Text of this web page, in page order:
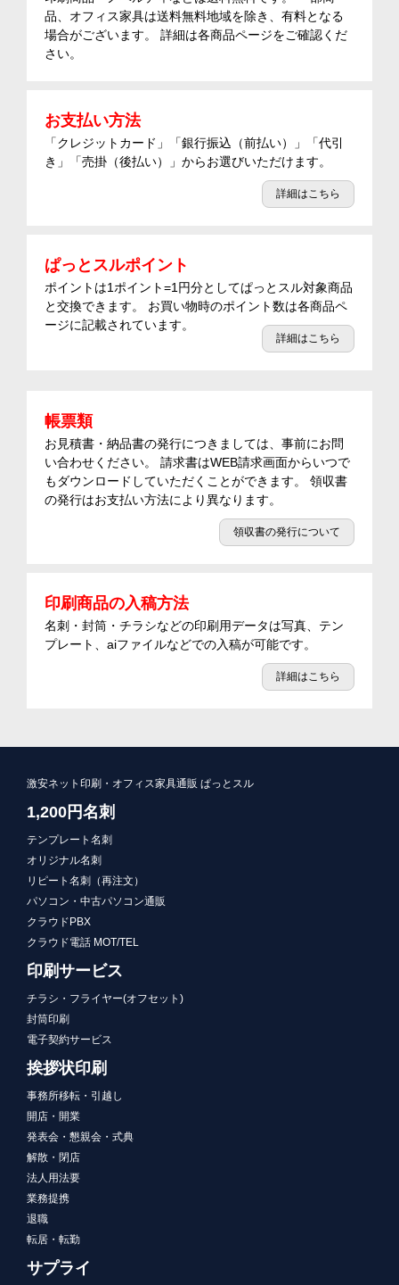
品、オフィス家具は送料無料地域を除き、有料となる
場合がございます。 詳細は各商品ページをご確認くだ
さい。
お支払い方法
「クレジットカード」「銀行振込（前払い）」「代引
き」「売掛（後払い）」からお選びいただけます。
詳細はこちら
ぱっとスルポイント
ポイントは1ポイント=1円分としてぱっとスル対象商品
と交換できます。 お買い物時のポイント数は各商品ペ
ージに記載されています。
詳細はこちら
帳票類
お見積書・納品書の発行につきましては、事前にお問
い合わせください。 請求書はWEB請求画面からいつで
もダウンロードしていただくことができます。 領収書
の発行はお支払い方法により異なります。
領収書の発行について
印刷商品の入稿方法
名刺・封筒・チラシなどの印刷用データは写真、テン
プレート、aiファイルなどでの入稿が可能です。
詳細はこちら
激安ネット印刷・オフィス家具通販 ぱっとスル
1,200円名刺
テンプレート名刺
オリジナル名刺
リピート名刺（再注文）
パソコン・中古パソコン通販
クラウドPBX
クラウド電話 MOT/TEL
印刷サービス
チラシ・フライヤー(オフセット)
封筒印刷
電子契約サービス
挨拶状印刷
事務所移転・引越し
開店・開業
発表会・懇親会・式典
解散・閉店
法人用法要
業務提携
退職
転居・転勤
サプライ